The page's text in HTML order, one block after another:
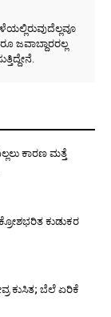
ಜವಾಬ್ದಾರರಲ್ಲ
ಕಾರಣ ಮತ್ತೆ
ಕುಡುಕರ
ಕುಸಿತ; ಬೆಲೆ ಏರಿಕೆ